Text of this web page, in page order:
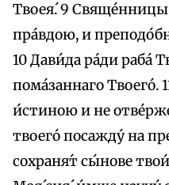
Твоея́. 9 Свяще́нницы
пра́вдою, и
10 Дави́да ра́ди раба́
пома́заннаго Твоего́.
и́стиною и не
твоего́ посажду́ на
сохраня́т сы́нове